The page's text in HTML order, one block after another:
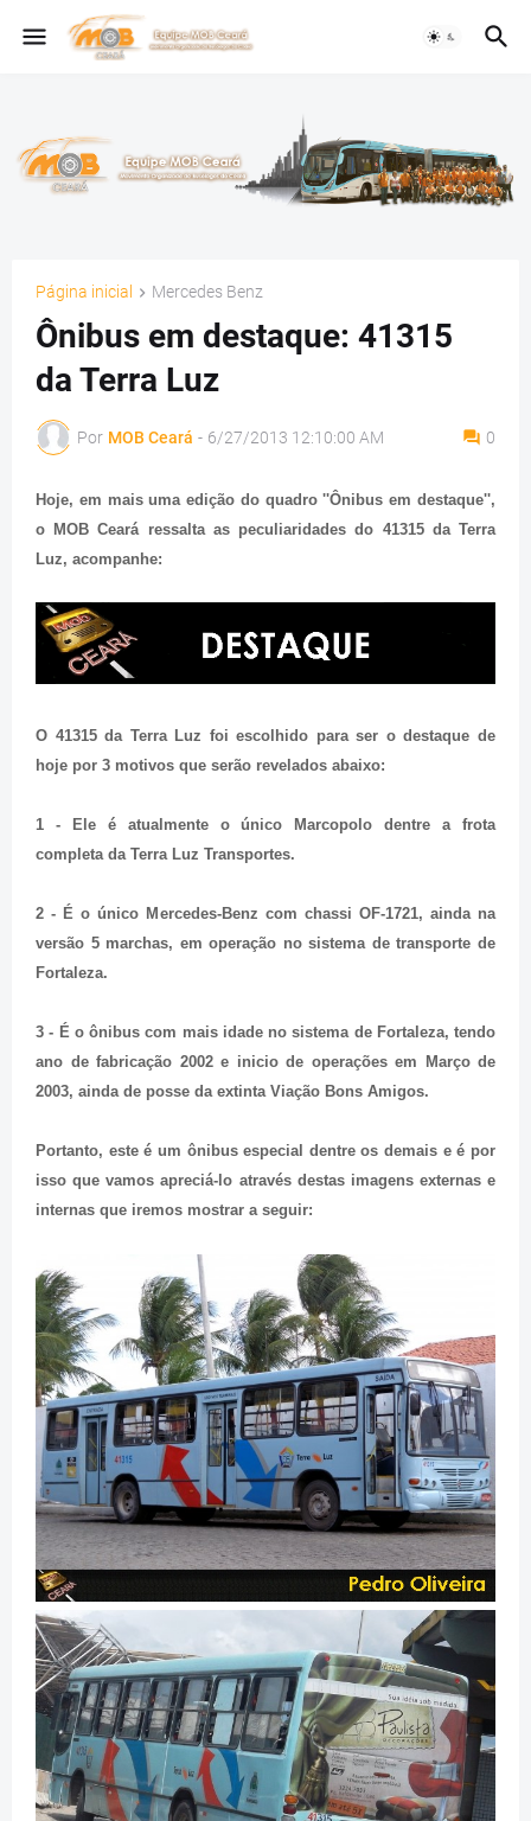
Página inicial Mercedes Benz
Ônibus em destaque: 41315
da Terra Luz
Por MOB Ceará - 6/27/2013 12:10:00 AM 0
Hoje, em mais uma edição do quadro ''Ônibus em destaque'',
o MOB Ceará ressalta as peculiaridades do 41315 da Terra
Luz, acompanhe:
O 41315 da Terra Luz foi escolhido para ser o destaque de
hoje por 3 motivos que serão revelados abaixo:
1 - Ele é atualmente o único Marcopolo dentre a frota
completa da Terra Luz Transportes.
2 - É o único Mercedes-Benz com chassi OF-1721, ainda na
versão 5 marchas, em operação no sistema de transporte de
Fortaleza.
3 - É o ônibus com mais idade no sistema de Fortaleza, tendo
ano de fabricação 2002 e inicio de operações em Março de
2003, ainda de posse da extinta Viação Bons Amigos.
Portanto, este é um ônibus especial dentre os demais e é por
isso que vamos apreciá-lo através destas imagens externas e
internas que iremos mostrar a seguir: